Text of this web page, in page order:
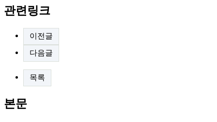
관련링크
이전글
다음글
목록
본문